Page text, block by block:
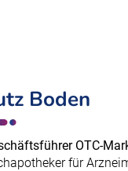
Boden
OTC-
für